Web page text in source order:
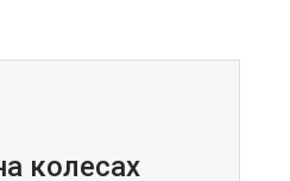
колесах